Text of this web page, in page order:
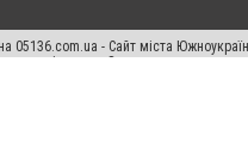
- Сайт міста
переслідується Законом.